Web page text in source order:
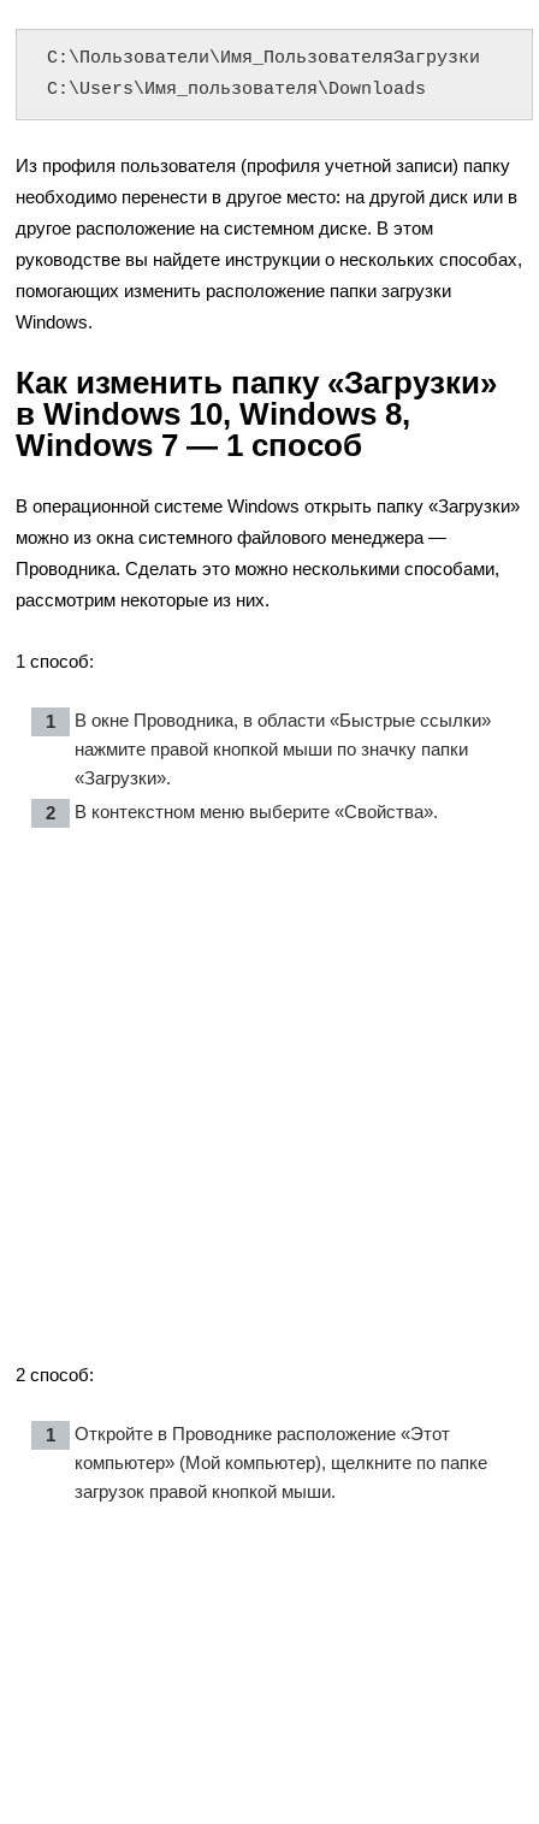
C:\Пользователи\Имя_ПользователяЗагрузки
C:\Users\Имя_пользователя\Downloads
Из профиля пользователя (профиля учетной записи) папку
необходимо перенести в другое место: на другой диск или в
другое расположение на системном диске. В этом
руководстве вы найдете инструкции о нескольких способах,
помогающих изменить расположение папки загрузки
Windows.
Как изменить папку «Загрузки»
в Windows 10, Windows 8,
Windows 7 — 1 способ
В операционной системе Windows открыть папку «Загрузки»
можно из окна системного файлового менеджера —
Проводника. Сделать это можно несколькими способами,
рассмотрим некоторые из них.
1 способ:
В окне Проводника, в области «Быстрые ссылки»
нажмите правой кнопкой мыши по значку папки
«Загрузки».
В контекстном меню выберите «Свойства».
2 способ:
Откройте в Проводнике расположение «Этот
компьютер» (Мой компьютер), щелкните по папке
загрузок правой кнопкой мыши.